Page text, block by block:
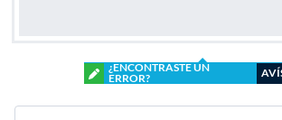
¿ENCONTRASTE UN
ERROR?